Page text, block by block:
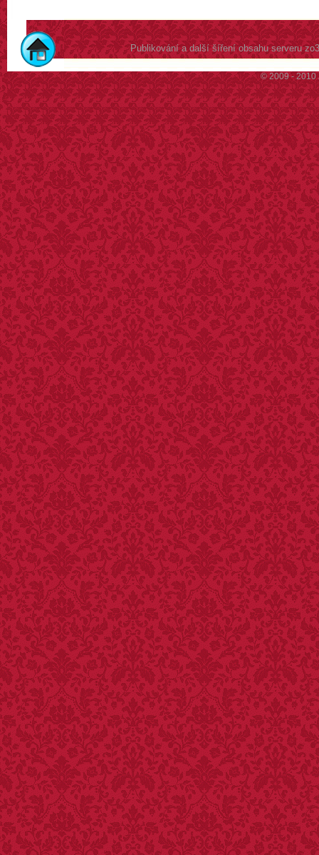
Publikování a další šíření obsahu serveru
© 2009 - 2010